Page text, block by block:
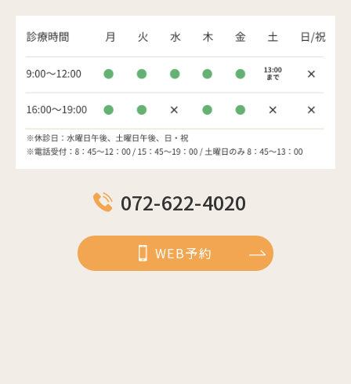
072-622-4020
WEB予約